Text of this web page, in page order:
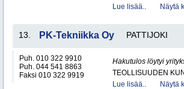
Lue lisää..
Näytä
13. PK-Tekniikka Oy PATTIJOKI
Puh. 010 322 9910
Puh. 044 541 8863
Faksi 010 322 9919
Hakutulos löytyi
TEOLLISUUDEN
Lue lisää..
Näytä